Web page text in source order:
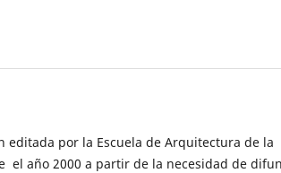
editada por la Escuela de Arquitectura de la
el año 2000 a partir de la necesidad de